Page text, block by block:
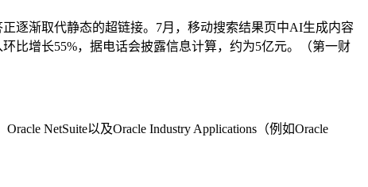
逐渐取代静态的超链接。7月，移动搜索结果页中AI生成内容
比增长55%，据电话会披露信息计算，约为5亿元。（第一财
NetSuite以及Oracle Industry Applications（例如Oracle